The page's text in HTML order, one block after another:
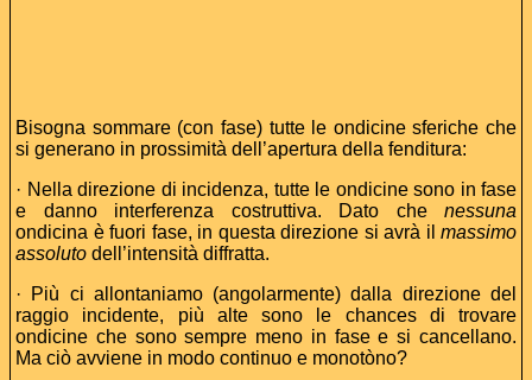
Bisogna sommare (con fase) tutte le ondicine sferiche che
si generano in prossimità dell’apertura della fenditura:
· Nella direzione di incidenza, tutte le ondicine sono in fase
e danno interferenza costruttiva. Dato che nessuna
ondicina è fuori fase, in questa direzione si avrà il massimo
assoluto dell’intensità diffratta.
· Più ci allontaniamo (angolarmente) dalla direzione del
raggio incidente, più alte sono le chances di trovare
ondicine che sono sempre meno in fase e si cancellano.
Ma ciò avviene in modo continuo e monotòno?